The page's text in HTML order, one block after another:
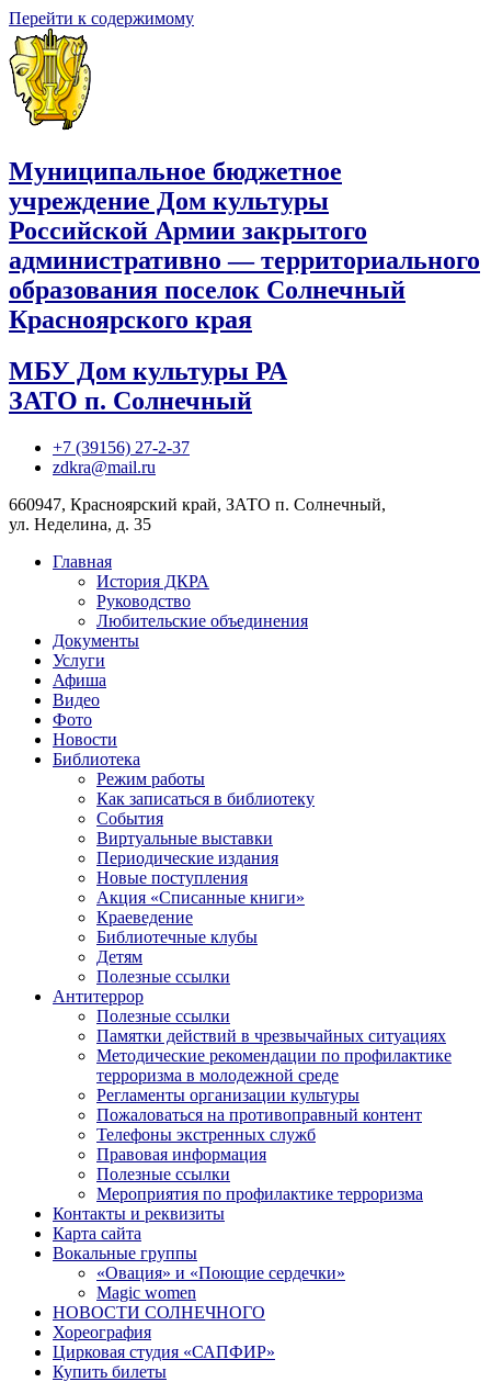
Перейти к содержимому
Муниципальное бюджетное
учреждение Дом культуры
Российской Армии закрытого
административно — территориального
образования поселок Солнечный
Красноярского края
МБУ Дом культуры РА
ЗАТО п. Солнечный
+7 (39156) 27-2-37
zdkra@mail.ru
660947, Красноярский край, ЗАТО п. Солнечный,
ул. Неделина, д. 35
Главная
История ДКРА
Руководство
Любительские объединения
Документы
Услуги
Афиша
Видео
Фото
Новости
Библиотека
Режим работы
Как записаться в библиотеку
События
Виртуальные выставки
Периодические издания
Новые поступления
Акция «Списанные книги»
Краеведение
Библиотечные клубы
Детям
Полезные ссылки
Антитеррор
Полезные ссылки
Памятки действий в чрезвычайных ситуациях
Методические рекомендации по профилактике
терроризма в молодежной среде
Регламенты организации культуры
Пожаловаться на противоправный контент
Телефоны экстренных служб
Правовая информация
Полезные ссылки
Мероприятия по профилактике терроризма
Контакты и реквизиты
Карта сайта
Вокальные группы
«Овация» и «Поющие сердечки»
Magic women
НОВОСТИ СОЛНЕЧНОГО
Хореография
Цирковая студия «САПФИР»
Купить билеты